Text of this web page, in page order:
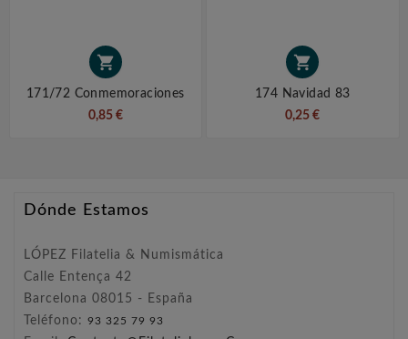

171/72 Conmemoraciones
0,85 €

174 Navidad 83
0,25 €
Dónde Estamos
LÓPEZ Filatelia & Numismática
Calle Entença 42
Barcelona 08015 - España
Teléfono: 93 325 79 93